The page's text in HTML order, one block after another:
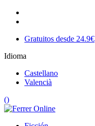
Gratuitos desde 24.9€
Idioma
Castellano
Valencià
()